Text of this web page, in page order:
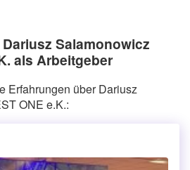
Salamonowicz
als Arbeitgeber
Erfahrungen über Dariusz
ONE e.K.: